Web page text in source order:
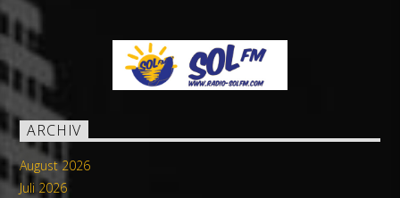
ARCHIV
August 2026
Juli 2026